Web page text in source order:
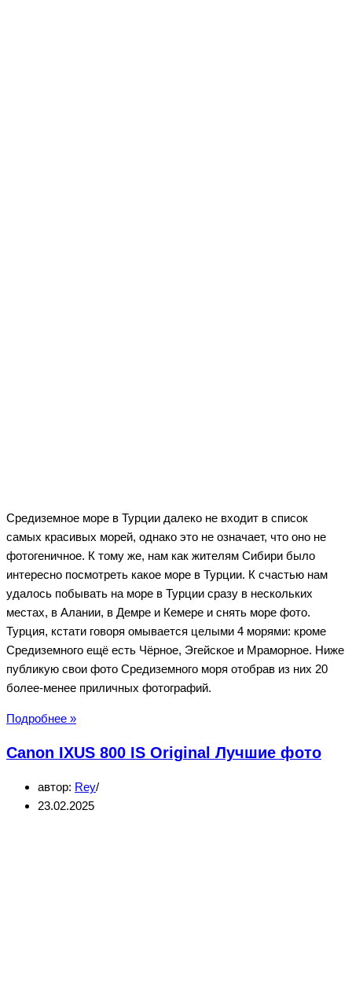
Средиземное море в Турции далеко не входит в список
самых красивых морей, однако это не означает, что оно не
фотогеничное. К тому же, нам как жителям Сибири было
интересно посмотреть какое море в Турции. К счастью нам
удалось побывать на море в Турции сразу в нескольких
местах, в Алании, в Демре и Кемере и снять море фото.
Турция, кстати говоря омывается целыми 4 морями: кроме
Средиземного ещё есть Чёрное, Эгейское и Мраморное. Ниже
публикую свои фото Средиземного моря отобрав из них 20
более-менее приличных фотографий.
Подробнее »20
Турция.
море
Canon IXUS 800 IS Original Лучшие фото
автор: Rey
23.02.2025